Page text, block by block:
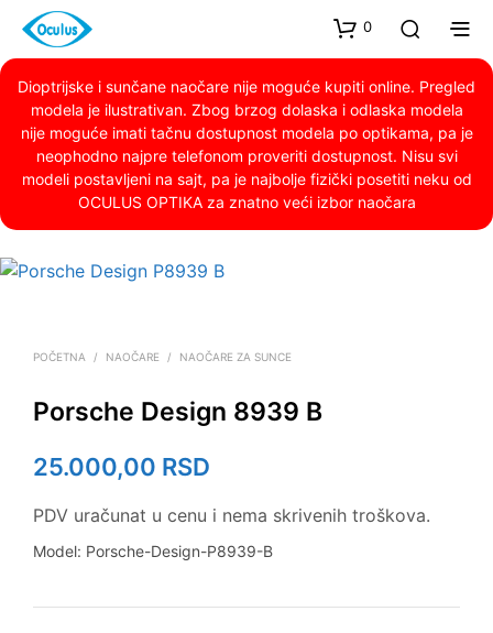
0
Dioptrijske i sunčane naočare nije moguće kupiti online. Pregled
modela je ilustrativan. Zbog brzog dolaska i odlaska modela
nije moguće imati tačnu dostupnost modela po optikama, pa je
neophodno najpre telefonom proveriti dostupnost. Nisu svi
modeli postavljeni na sajt, pa je najbolje fizički posetiti neku od
OCULUS OPTIKA za znatno veći izbor naočara
POČETNA / NAOČARE / NAOČARE ZA SUNCE
Porsche Design 8939 B
25.000,00 RSD
PDV uračunat u cenu i nema skrivenih troškova.
Model: Porsche-Design-P8939-B